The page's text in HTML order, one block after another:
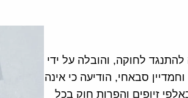
לחוקה, והובלה על ידי
סבאחי, הודיעה כי אינה
זיופים והפרות חוק בכל